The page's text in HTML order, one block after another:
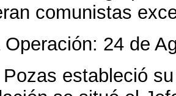
comunistas
24 de
estableció